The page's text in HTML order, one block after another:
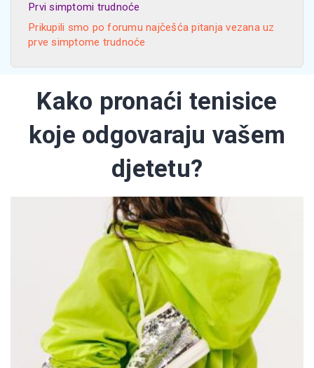
Prvi simptomi trudnoće
Prikupili smo po forumu najčešća pitanja vezana uz
prve simptome trudnoće
Kako pronaći tenisice
koje odgovaraju vašem
djetetu?